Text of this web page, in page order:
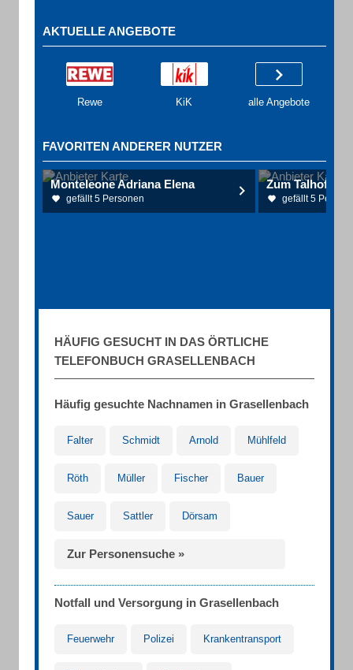
AKTUELLE ANGEBOTE
Rewe KiK alle Angebote
FAVORITEN ANDERER NUTZER
Monteleone Adriana Elena
gefällt 5 Personen
Zum Talhof
gefällt 5
HÄUFIG GESUCHT IN DAS ÖRTLICHE
TELEFONBUCH GRASELLENBACH
Häufig gesuchte Nachnamen in Grasellenbach
Falter Schmidt Arnold Mühlfeld
Röth Müller Fischer Bauer
Sauer Sattler Dörsam
Zur Personensuche »
Notfall und Versorgung in Grasellenbach
Feuerwehr Polizei Krankentransport